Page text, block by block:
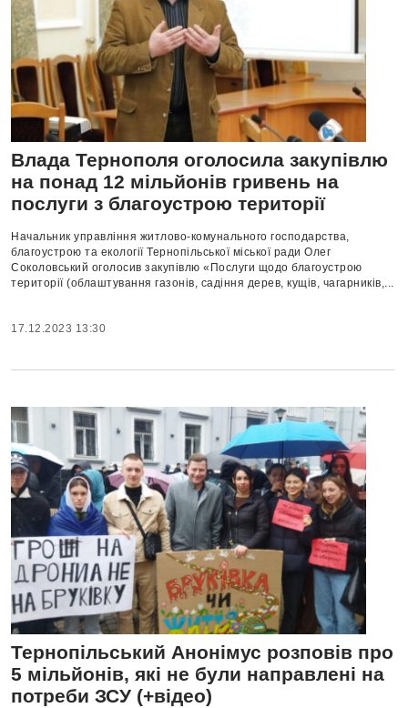
Влада Тернополя оголосила закупівлю
на понад 12 мільйонів гривень на
послуги з благоустрою території
Начальник управління житлово-комунального господарства,
благоустрою та екології Тернопільської міської ради Олег
Соколовський оголосив закупівлю «Послуги щодо благоустрою
території (облаштування газонів, садіння дерев, кущів, чагарників,...
17.12.2023 13:30
Тернопільський Анонімус розповів про
5 мільйонів, які не були направлені на
потреби ЗСУ (+відео)